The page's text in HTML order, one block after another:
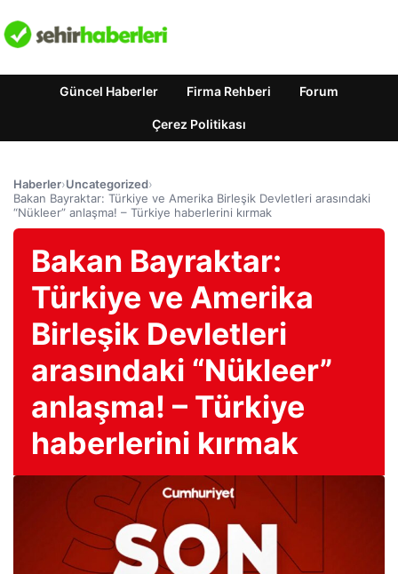
Güncel Haberler Firma Rehberi Forum
Çerez Politikası
Haberler›Uncategorized›
Bakan Bayraktar: Türkiye ve Amerika Birleşik Devletleri arasındaki
“Nükleer” anlaşma! – Türkiye haberlerini kırmak
Bakan Bayraktar:
Türkiye ve Amerika
Birleşik Devletleri
arasındaki “Nükleer”
anlaşma! – Türkiye
haberlerini kırmak